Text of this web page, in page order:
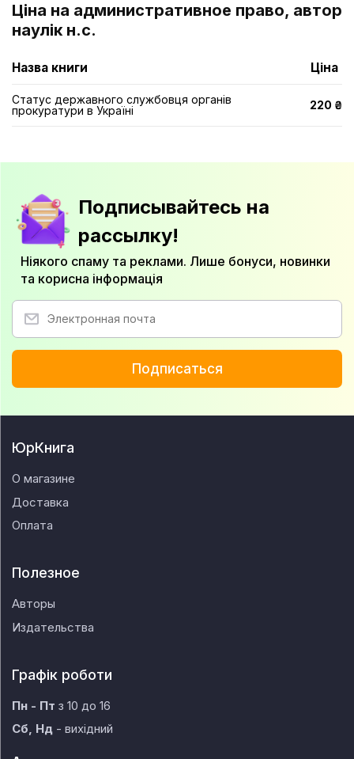
Ціна на административное право, автор
наулік н.с.
Назва книги Ціна
Статус державного службовця органів
прокуратури в Україні
220 ₴
Подписывайтесь на
рассылку!
Ніякого спаму та реклами. Лише бонуси, новинки
та корисна інформація
Подписаться
ЮрКнига
О магазине
Доставка
Оплата
Полезное
Авторы
Издательства
Графік роботи
Пн - Пт з 10 до 16
Сб, Нд - вихідний